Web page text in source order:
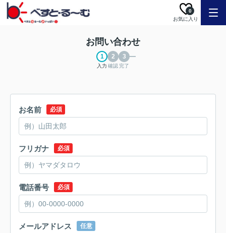
お気に入り
0
お問い合わせ
入力 確認完了
お名前 必須
フリガナ 必須
電話番号 必須
メールアドレス 任意